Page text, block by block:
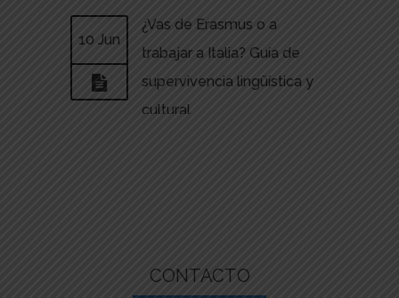
10 Jun
¿Vas de Erasmus o a
trabajar a Italia? Guía de
supervivencia lingüística y
cultural
CONTACTO